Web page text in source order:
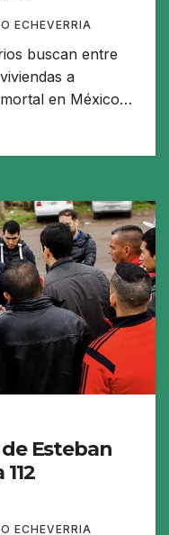
ECHEVERRIA
buscan entre
a
en México…
Esteban
ECHEVERRIA